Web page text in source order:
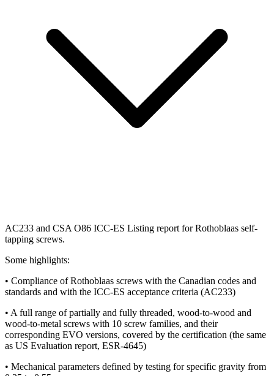
AC233 and CSA O86 ICC-ES Listing report for Rothoblaas self-
tapping screws.
Some highlights:
• Compliance of Rothoblaas screws with the Canadian codes and
standards and with the ICC-ES acceptance criteria (AC233)
• A full range of partially and fully threaded, wood-to-wood and
wood-to-metal screws with 10 screw families, and their
corresponding EVO versions, covered by the certification (the same
as US Evaluation report, ESR-4645)
• Mechanical parameters defined by testing for specific gravity from